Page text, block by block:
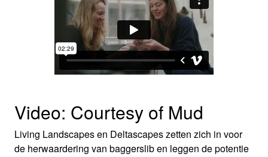
Video: Courtesy of Mud
Living Landscapes en Deltascapes zetten zich in voor
de herwaardering van baggerslib en leggen de potentie